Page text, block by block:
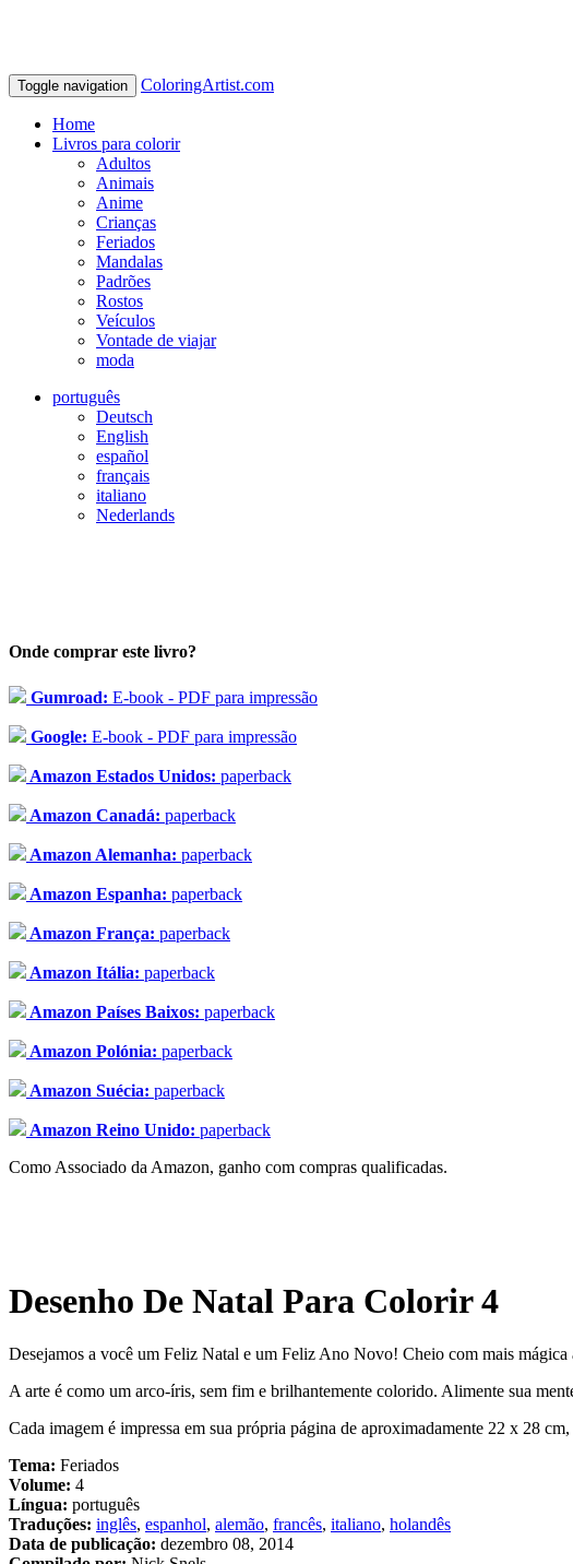
Toggle navigation ColoringArtist.com
Home
Livros para colorir
Adultos
Animais
Anime
Crianças
Feriados
Mandalas
Padrões
Rostos
Veículos
Vontade de viajar
moda
português
Deutsch
English
español
français
italiano
Nederlands
Onde comprar este livro?
Gumroad: E-book - PDF para impressão
Google: E-book - PDF para impressão
Amazon Estados Unidos: paperback
Amazon Canadá: paperback
Amazon Alemanha: paperback
Amazon Espanha: paperback
Amazon França: paperback
Amazon Itália: paperback
Amazon Países Baixos: paperback
Amazon Polónia: paperback
Amazon Suécia: paperback
Amazon Reino Unido: paperback
Como Associado da Amazon, ganho com compras qualificadas.
Desenho De Natal Para Colorir 4
Desejamos a você um Feliz Natal e um Feliz Ano Novo! Cheio com mais
A arte é como um arco-íris, sem fim e brilhantemente colorido. Alimente sua
Cada imagem é impressa em sua própria página de aproximadamente 22 x 28
Tema: Feriados
Volume: 4
Língua: português
Traduções: inglês, espanhol, alemão, francês, italiano, holandês
Data de publicação: dezembro 08, 2014